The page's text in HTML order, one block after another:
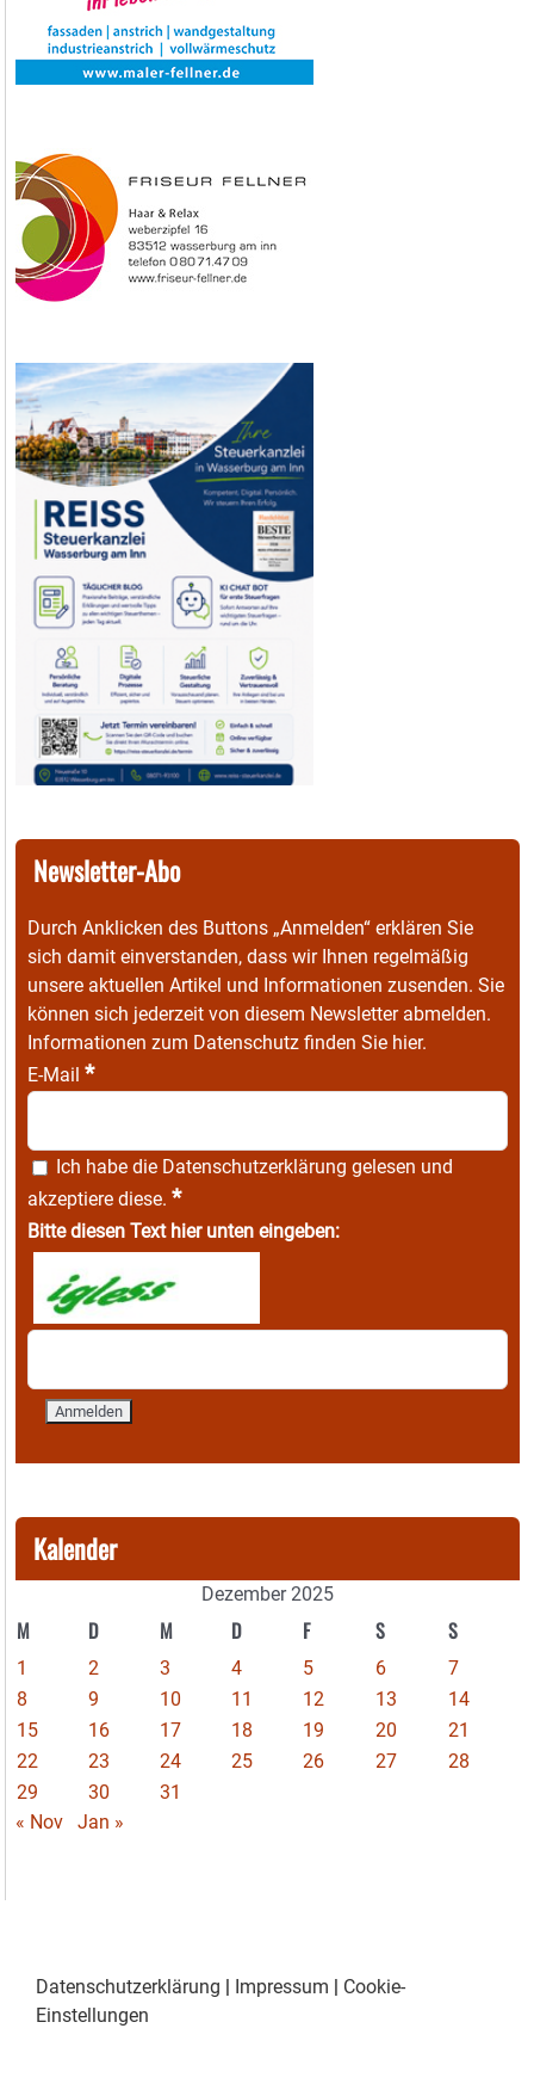
Newsletter-Abo
Durch Anklicken des Buttons „Anmelden“ erklären Sie
sich damit einverstanden, dass wir Ihnen regelmäßig
unsere aktuellen Artikel und Informationen zusenden. Sie
können sich jederzeit von diesem Newsletter abmelden.
Informationen zum Datenschutz finden Sie hier.
E-Mail *
Ich habe die Datenschutzerklärung gelesen und
akzeptiere diese. *
Bitte diesen Text hier unten eingeben:
Kalender
Dezember 2025
M D M D F S S
1 2 3 4 5 6
7
8
9 10 11 12 13
14
15
16 17 18 19 20
21
22
23 24 25 26 27
28
29
30
31
« Nov
Jan »
Datenschutzerklärung | Impressum | Cookie-
Einstellungen